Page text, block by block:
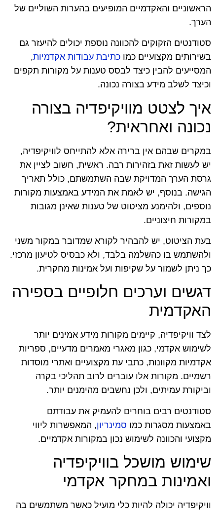
הראשוניים והאקדמיים המופיעים בהערות השוליים של
הערך.
סטודנטים הזקוקים להכוונה נוספת יכולים להיעזר גם
בשירותים מקצועיים כמו כתיבת עבודות אקדמיות,
המסייעים להבין כיצד לבסס טענות על מקורות תקפים
וכיצד לשלב מידע בצורה נכונה.
איך לצטט מוויקיפדיה בצורה
נכונה ואחראית?
במקרים שבהם אין ברירה אלא להתייחס לוויקיפדיה,
יש לעשות זאת בזהירות רבה. ראשית, חשוב לציין את
גרסת הערך המדויקת שבה השתמשתם, כולל תאריך
הגישה. בנוסף, יש לאמת את המידע באמצעות מקורות
נוספים, ולהימנע מציטוט של טענות שאינן מגובות
במקורות חיצוניים.
בעת הציטוט, יש להבהיר לקורא שמדובר במקור משני
ולהשתמש בו כהשלמה בלבד, ולא כבסיס לטיעון מרכזי.
כך ניתן לשמור על שקיפות ועל אמינות מחקרית.
דגשים וערכים חלופיים בספירה
האקדמית
לצד וויקיפדיה, קיימים מקורות מידע אמינים יותר
לשימוש אקדמי, כגון מאגרי מאמרים מדעיים, ספריות
אקדמיות מקוונות, כתבי עת מקצועיים ואתרי מוסדות
רשמיים. מקורות אלו עוברים לרוב תהליכי בקרה
וביקורת עמיתים, ולכן נחשבים מהימנים יותר.
סטודנטים רבים בוחרים להעמיק את עבודתם
באמצעות מסגרות כמו סמינריון, המאפשרות ליווי
מקצועי והכוונה לשימוש נכון במקורות אקדמיים.
שימוש מושכל בוויקיפדיה
ואמינות במחקר אקדמי
וויקיפדיה יכולה להיות כלי מועיל כאשר משתמשים בה